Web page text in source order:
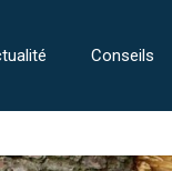
Conseils